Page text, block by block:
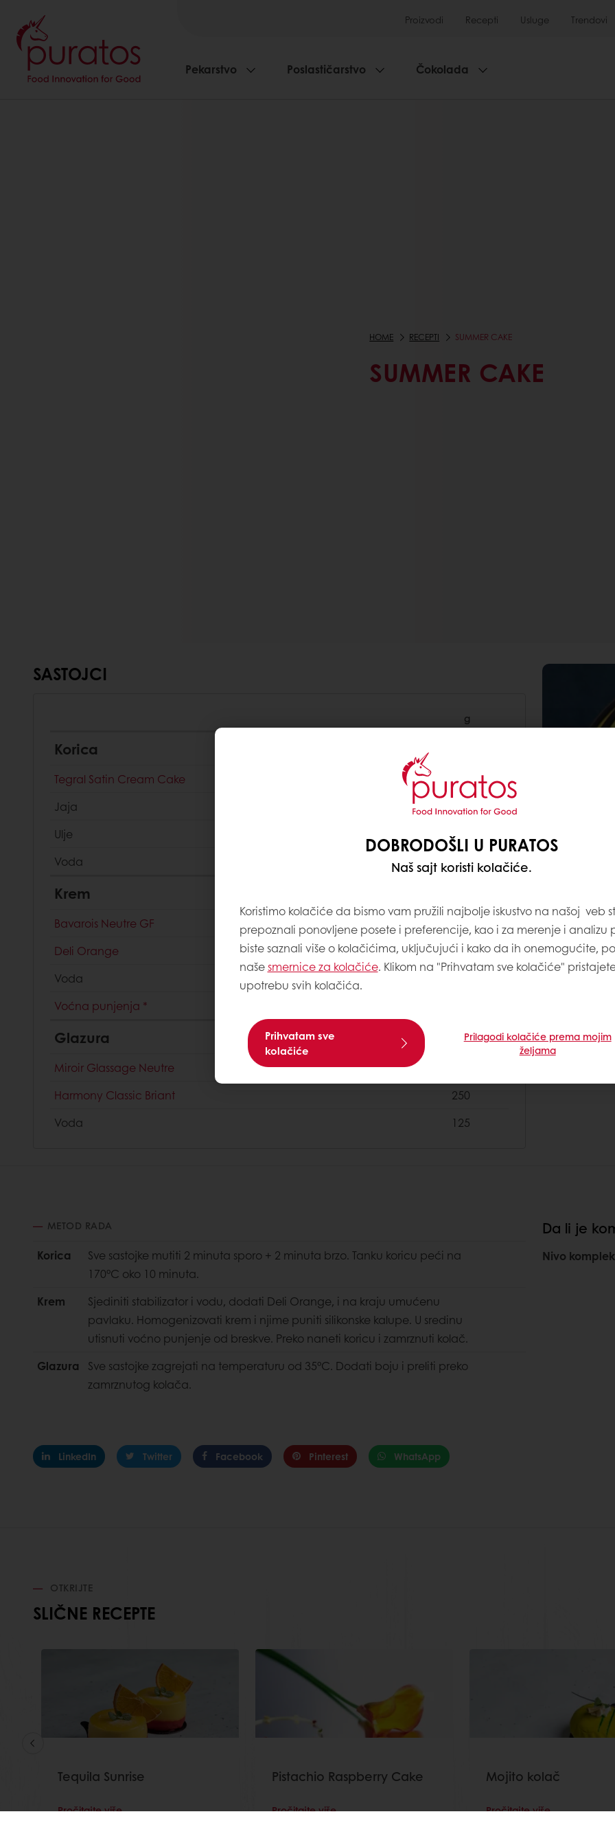
Proizvodi Recepti Usluge Trendovi
Pekarstvo Poslastičarstvo Čokolada
HOME RECEPTI SUMMER CAKE
SUMMER CAKE
SASTOJCI
g
Korica
Tegral Satin Cream Cake
250
Jaja
90
Ulje
Voda
55
Krem
Bavarois Neutre GF
125
Deli Orange
250
Voda
Voćna punjenja *
Glazura
Miroir Glassage Neutre
Harmony Classic Briant
250
Voda
125
METOD RADA
Korica
Sve sastojke mutiti 2 minuta sporo + 2 minuta brzo. Tanku koricu peći na
170°C oko 10 minuta.
Krem
Sjediniti stabilizator i vodu, dodati Deli Orange, i na kraju umućenu
pavlaku. Homogenizovati krem i njime puniti silikonske kalupe. U sredinu
utisnuti voćno punjenje od breskve. Preko naneti koricu i zamrznuti kolač.
Glazura
Sve sastojke zagrejati na temperaturu od 35°C. Dodati boju i preliti preko
zamrznutog kolača.
LinkedIn Twitter Facebook Pinterest WhatsApp
Da li je
Nivo
OTKRIJTE
SLIČNE RECEPTE
Tequila Sunrise
Pročitajte više
Pistachio Raspberry Cake
Pročitajte više
Mojito kolač
Pročitajte više
DOBRODOŠLI U PURATOS
Naš sajt koristi kolačiće.
Koristimo kolačiće da bismo vam pružili najbolje iskustvo na našoj veb
prepoznali ponovljene posete i preferencije, kao i za merenje i analizu
biste saznali više o kolačićima, uključujući i kako da ih onemogućite,
našesmernice za kolačiće. Klikom na "Prihvatam sve kolačiće"
upotrebu svih kolačića.
Prihvatam sve
kolačiće
Prilagodi kolačiće prema mojim
željama